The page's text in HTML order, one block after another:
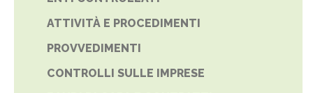
ATTIVITÀ E PROCEDIMENTI
PROVVEDIMENTI
CONTROLLI SULLE IMPRESE